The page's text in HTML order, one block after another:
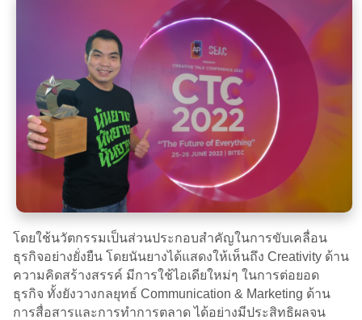
โดยใช้นวัตกรรมเป็นส่วนประกอบสำคัญในการขับเคลื่อน
ธุรกิจอย่างยั่งยืน โดยนันยางได้แสดงให้เห็นถึง Creativity ด้าน
ความคิดสร้างสรรค์ มีการใช้ไอเดียใหม่ๆ ในการต่อยอด
ธุรกิจ ทั้งยังวางกลยุทธ์ Communication & Marketing ด้าน
การสื่อสารและการทำการตลาด ได้อย่างมีประสิทธิผลจน